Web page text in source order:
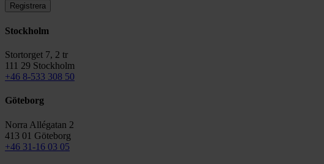
Stockholm
Stortorget 7, 2 tr
111 29 Stockholm
+46 8-533 308 50
Göteborg
Norra Allégatan 2
413 01 Göteborg
+46 31-16 03 05